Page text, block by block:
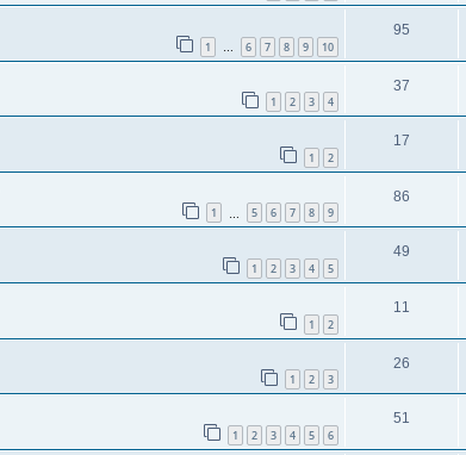
1 … 6 7 8 9 10
95
1 2 3 4
37
1 2
17
1 5 6 7 8 9
86
1 2 3 4 5
49
1 2
11
1 2 3
26
1 2 3 4 5 6
51